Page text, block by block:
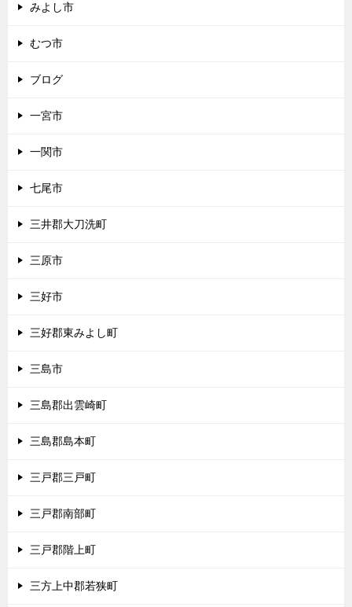
みよし市
むつ市
ブログ
一宮市
一関市
七尾市
三井郡大刀洗町
三原市
三好市
三好郡東みよし町
三島市
三島郡出雲崎町
三島郡島本町
三戸郡三戸町
三戸郡南部町
三戸郡階上町
三方上中郡若狭町